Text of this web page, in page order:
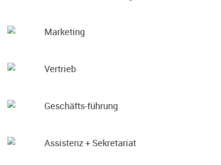
Marketing
Vertrieb
Geschäfts-führung
Assistenz + Sekretariat